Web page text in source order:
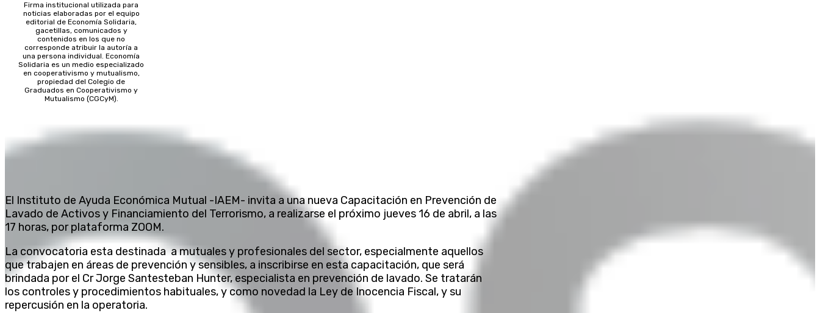
Firma institucional utilizada para
noticias elaboradas por el equipo
editorial de Economía Solidaria,
gacetillas, comunicados y
contenidos en los que no
corresponde atribuir la autoría a
una persona individual. Economía
Solidaria es un medio especializado
en cooperativismo y mutualismo,
propiedad del Colegio de
Graduados en Cooperativismo y
Mutualismo (CGCyM).
El Instituto de Ayuda Económica Mutual -IAEM- invita a una nueva Capacitación en Prevención de
Lavado de Activos y Financiamiento del Terrorismo, a realizarse el próximo jueves 16 de abril, a las
17 horas, por plataforma ZOOM.
La convocatoria esta destinada a mutuales y profesionales del sector, especialmente aquellos
que trabajen en áreas de prevención y sensibles, a inscribirse en esta capacitación, que será
brindada por el Cr Jorge Santesteban Hunter, especialista en prevención de lavado. Se tratarán
los controles y procedimientos habituales, y como novedad la Ley de Inocencia Fiscal, y su
repercusión en la operatoria.